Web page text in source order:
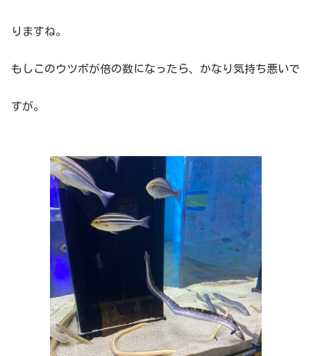
りますね。
もしこのウツボが倍の数になったら、かなり気持ち悪いで
すが。